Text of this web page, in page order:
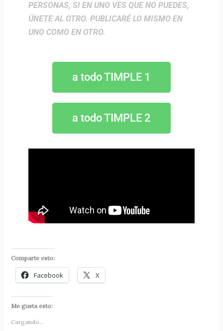
PERSONAS, SI EN UNO VES QUE NO PUEDES,
ÚNETE AL OTRO. PUBLICARÉ LO MISMO EN
UNO COMO EN OTRO.
a todo TIMPLE 1
a todo TIMPLE 2
Comparte esto:
Facebook X
Me gusta esto:
Cargando...